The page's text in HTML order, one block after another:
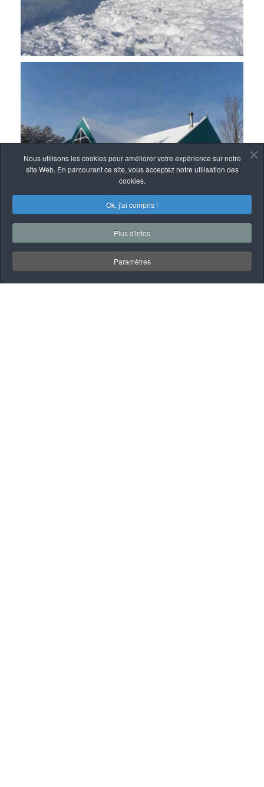
Nous utilisons les cookies pour améliorer votre expérience sur notre
site Web. En parcourant ce site, vous acceptez notre utilisation des
cookies.
Ok, j'ai compris !
Plus d'infos
Paramètres